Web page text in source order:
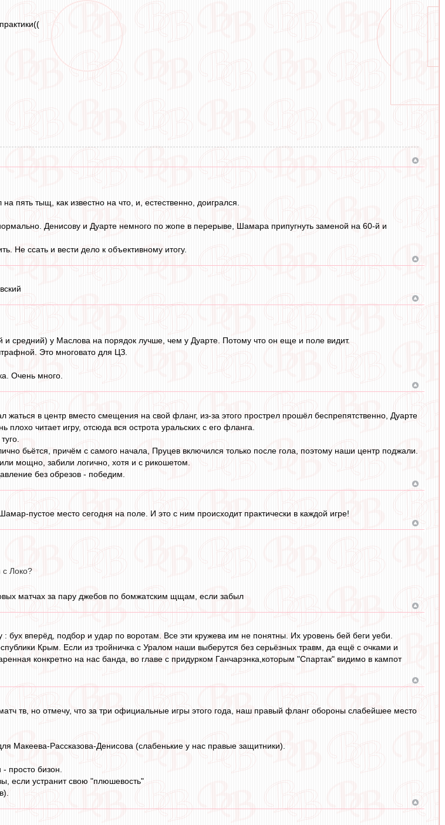
пять тыщ, как известно на что, и, естественно, доигрался.
Денисову и Дуарте немного по жопе в перерыве, Шамара припугнуть заменой на 60-й и
Не ссать и вести дело к объективному итогу.
и средний) у Маслова на порядок лучше, чем у Дуарте. Потому что он еще и поле видит.
Это многовато для ЦЗ.
Очень много.
жаться в центр вместо смещения на свой фланг, из-за этого прострел прошёл беспрепятственно, Дуарте
читает игру, отсюда вся острота уральских с его фланга.
бьётся, причём с самого начала, Пруцев включился только после гола, поэтому наши центр поджали.
мощно, забили логично, хотя и с рикошетом.
без обрезов - победим.
пустое место сегодня на поле. И это с ним происходит практически в каждой игре!
с Локо?
матчах за пару джебов по бомжатским щщам, если забыл
бух вперёд, подбор и удар по воротам. Все эти кружева им не понятны. Их уровень бей беги уеби.
Крым. Если из тройничка с Уралом наши выберутся без серьёзных травм, да ещё с очками и
конкретно на нас банда, во главе с придурком Ганчарэнка,которым "Спартак" видимо в кампот
тв, но отмечу, что за три официальные игры этого года, наш правый фланг обороны слабейшее место
Макеева-Рассказова-Денисова (слабенькие у нас правые защитники).
просто бизон.
если устранит свою "плюшевость"